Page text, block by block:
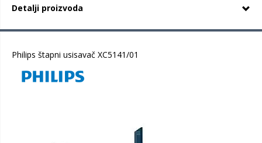
Detalji proizvoda
Philips štapni usisavač XC5141/01